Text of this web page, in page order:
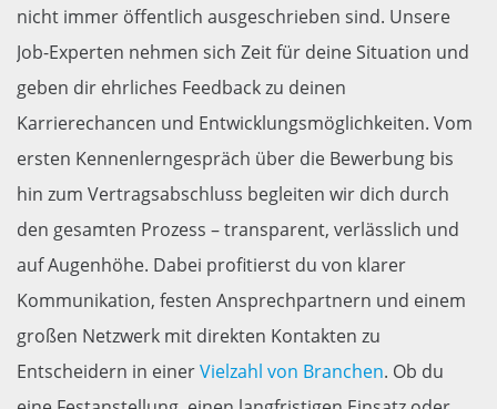
nicht immer öffentlich ausgeschrieben sind. Unsere
Job-Experten nehmen sich Zeit für deine Situation und
geben dir ehrliches Feedback zu deinen
Karrierechancen und Entwicklungsmöglichkeiten. Vom
ersten Kennenlerngespräch über die Bewerbung bis
hin zum Vertragsabschluss begleiten wir dich durch
den gesamten Prozess – transparent, verlässlich und
auf Augenhöhe. Dabei profitierst du von klarer
Kommunikation, festen Ansprechpartnern und einem
großen Netzwerk mit direkten Kontakten zu
Entscheidern in einerVielzahl von Branchen. Ob du